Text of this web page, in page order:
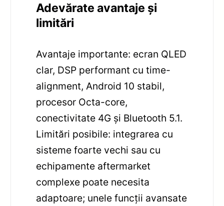
Adevărate avantaje și
limitări
Avantaje importante: ecran QLED
clar, DSP performant cu time-
alignment, Android 10 stabil,
procesor Octa-core,
conectivitate 4G și Bluetooth 5.1.
Limitări posibile: integrarea cu
sisteme foarte vechi sau cu
echipamente aftermarket
complexe poate necesita
adaptoare; unele funcții avansate